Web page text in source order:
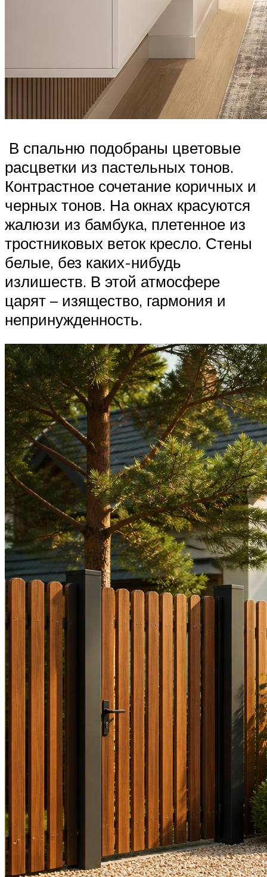
В спальню подобраны цветовые
расцветки из пастельных тонов.
Контрастное сочетание коричных и
черных тонов. На окнах красуются
жалюзи из бамбука, плетенное из
тростниковых веток кресло. Стены
белые, без каких-нибудь
излишеств. В этой атмосфере
царят – изящество, гармония и
непринужденность.